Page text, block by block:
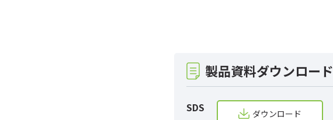
製品資料ダウンロード
SDS ダウンロード